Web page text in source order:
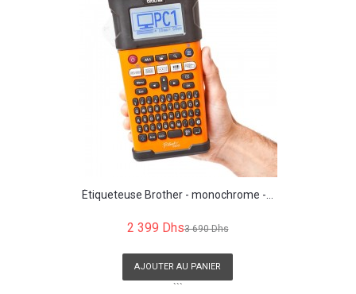
Étiqueteuse Brother - monochrome -...
2 399 Dhs3 690 Dhs
AJOUTER AU PANIER
```